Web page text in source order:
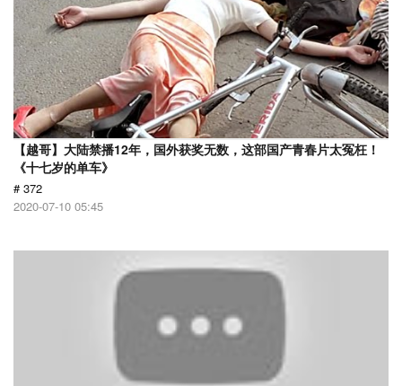
【越哥】大陆禁播12年，国外获奖无数，这部国产青春片太冤枉！
《十七岁的单车》
# 372
2020-07-10 05:45